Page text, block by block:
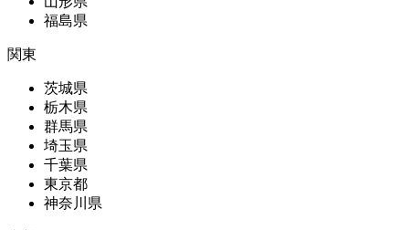
福島県
関東
茨城県
栃木県
群馬県
埼玉県
千葉県
東京都
神奈川県